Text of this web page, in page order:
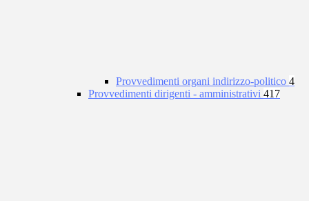
Provvedimenti organi indirizzo-politico 4
Provvedimenti dirigenti - amministrativi 417